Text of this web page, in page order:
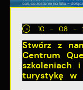
10 - 08 -
Stwórz z
Centrum
szkoleniach
turystykę w